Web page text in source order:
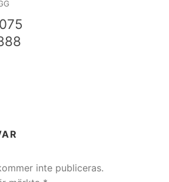
inte publiceras.